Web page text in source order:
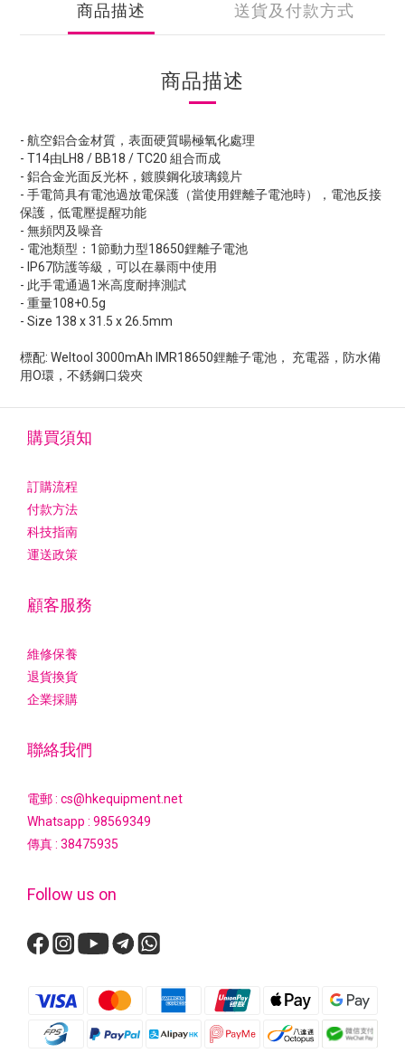
商品描述 送貨及付款方式
商品描述
- 航空鋁合金材質，表面硬質暘極氧化處理
- T14由LH8 / BB18 / TC20 組合而成
- 鋁合金光面反光杯，鍍膜鋼化玻璃鏡片
- 手電筒具有電池過放電保護（當使用鋰離子電池時），電池反接
保護，低電壓提醒功能
- 無頻閃及噪音
- 電池類型：1節動力型18650鋰離子電池
- IP67防護等級，可以在暴雨中使用
- 此手電通過1米高度耐摔測試
- 重量108+0.5g
- Size 138 x 31.5 x 26.5mm
標配: Weltool 3000mAh IMR18650鋰離子電池， 充電器，防水備
用O環，不銹鋼口袋夾
購買須知
訂購流程
付款方法
科技指南
運送政策
顧客服務
維修保養
退貨換貨
企業採購
聯絡我們
電郵 : cs@hkequipment.net
Whatsapp : 98569349
傳真 : 38475935
Follow us on